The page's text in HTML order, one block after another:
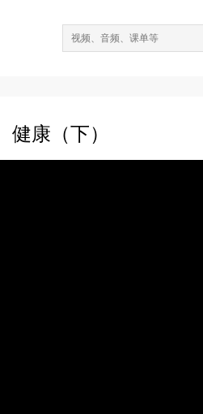
健康（下）